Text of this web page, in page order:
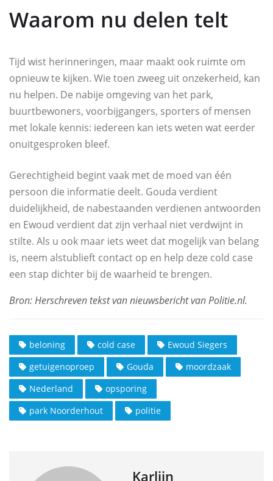
Waarom nu delen telt
Tijd wist herinneringen, maar maakt ook ruimte om
opnieuw te kijken. Wie toen zweeg uit onzekerheid, kan
nu helpen. De nabije omgeving van het park,
buurtbewoners, voorbijgangers, sporters of mensen
met lokale kennis: iedereen kan iets weten wat eerder
onuitgesproken bleef.
Gerechtigheid begint vaak met de moed van één
persoon die informatie deelt. Gouda verdient
duidelijkheid, de nabestaanden verdienen antwoorden
en Ewoud verdient dat zijn verhaal niet verdwijnt in
stilte. Als u ook maar iets weet dat mogelijk van belang
is, neem alstublieft contact op en help deze cold case
een stap dichter bij de waarheid te brengen.
beloning cold case
Ewoud Siegers
getuigenoproep
Gouda
moordzaak
Nederland
opsporing
park Noorderhout
politie
Karlijn